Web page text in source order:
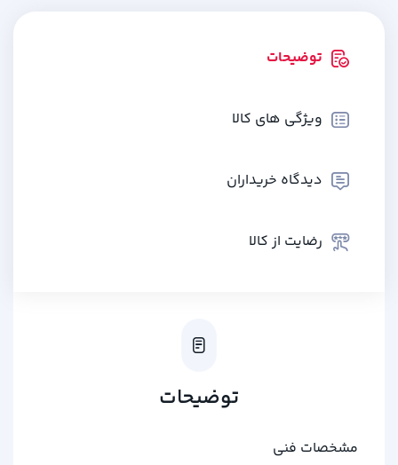
توضیحات
ویژگی های کالا
دیدگاه خریداران
رضایت از کالا
توضیحات
مشخصات فنی